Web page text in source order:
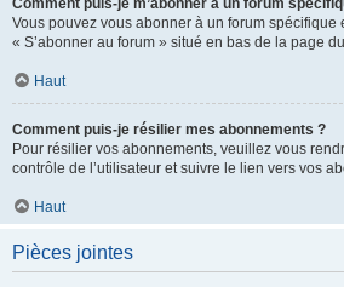
Comment puis-je m’abonner à un forum
Vous pouvez vous abonner à un forum spécifique
« S’abonner au forum » situé en bas de la page
Haut
Comment puis-je résilier mes abonnements ?
Pour résilier vos abonnements, veuillez vous
contrôle de l’utilisateur et suivre le lien vers vos
Haut
Pièces jointes